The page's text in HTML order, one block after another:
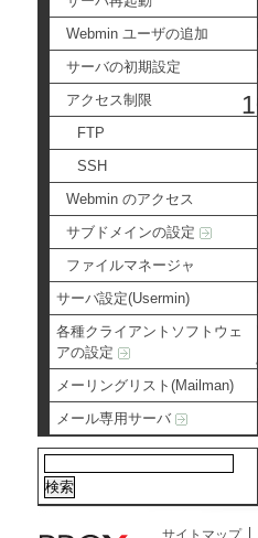
Webmin ユーザの追加
サーバの初期設定
アクセス制限
FTP
SSH
Webmin のアクセス
サブドメインの設定
ファイルマネージャ
サーバ設定(Usermin)
各種クライアントソフトウェ
アの設定
メーリングリスト(Mailman)
メール専用サーバ
サイトマップ